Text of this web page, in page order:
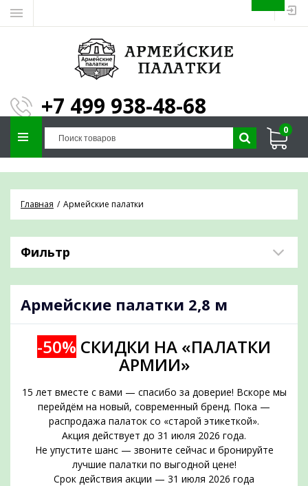
+7 499 938-48-68
0
Главная Армейские палатки
Фильтр
Армейские палатки 2,8 м
-50% СКИДКИ НА «ПАЛАТКИ
АРМИИ»
15 лет вместе с вами — спасибо за доверие! Вскоре мы
перейдём на новый, современный бренд. Пока —
распродажа палаток со «старой этикеткой».
Акция действует до 31 июля 2026 года.
Не упустите шанс — звоните сейчас и бронируйте
лучшие палатки по выгодной цене!
Срок действия акции — 31 июля 2026 года
ЗАПОЛНИТЕ ФОРМУ И
МЫ ПОДБЕРЕМ
ПАЛАТКУ ПОД ВАШИ
ПАРАМЕТРЫ!
Отправим предложение на почту и
проконсультируем по любым вопросам
подобрать